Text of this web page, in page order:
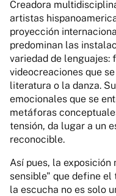
Creadora
artistas
proyección
predominan las
variedad de
videocreaciones que
literatura o la danza.
emocionales que se
metáforas
tensión, da lugar a un
reconocible.
Así pues, la exposición
sensible" que define el
la escucha no es solo